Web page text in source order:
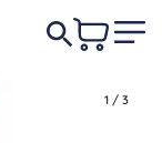
1 / 3
In